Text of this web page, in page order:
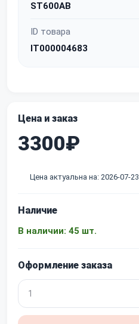
ST600AB
ID товара
IT000004683
Цена и заказ
3300₽
Цена актуальна на: 2026-07-23
Наличие
В наличии: 45 шт.
Оформление заказа